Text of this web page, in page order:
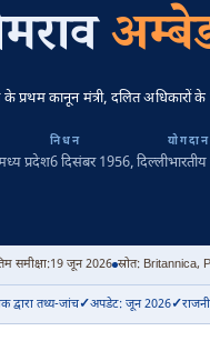
के प्रथम कानून मंत्री, दलित अधिकारों
प्रदेश
निधन
6 दिसंबर 1956, दिल्ली
योगदान
समीक्षा:19 जून 2026 स्रोत:
द्वारा तथ्य-जांच अपडेट: जून 2026